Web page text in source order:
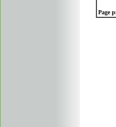
Page